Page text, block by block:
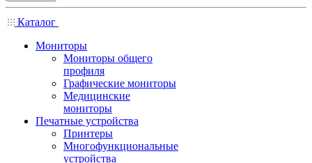
Каталог
Мониторы
Мониторы общего
профиля
Графические мониторы
Медицинские
мониторы
Печатные устройства
Принтеры
Многофункциональные
устройства